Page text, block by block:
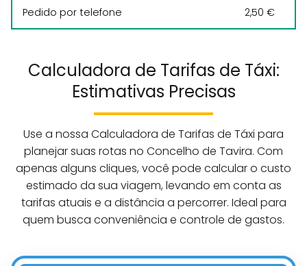
Pedido por telefone 2,50 €
Calculadora de Tarifas de Táxi:
Estimativas Precisas
Use a nossa Calculadora de Tarifas de Táxi para
planejar suas rotas no Concelho de Tavira. Com
apenas alguns cliques, você pode calcular o custo
estimado da sua viagem, levando em conta as
tarifas atuais e a distância a percorrer. Ideal para
quem busca conveniência e controle de gastos.